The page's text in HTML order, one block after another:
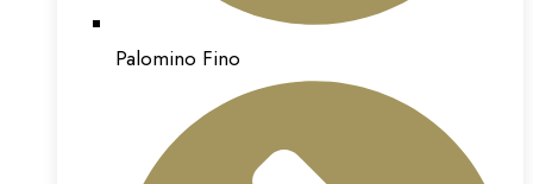
Palomino Fino